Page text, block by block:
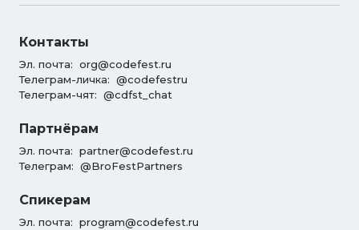
Контакты
Эл. почта: org@codefest.ru
Телеграм-личка: @codefestru
Телеграм-чят: @cdfst_chat
Партнёрам
Эл. почта: partner@codefest.ru
Телеграм: @BroFestPartners
Спикерам
Эл. почта: program@codefest.ru